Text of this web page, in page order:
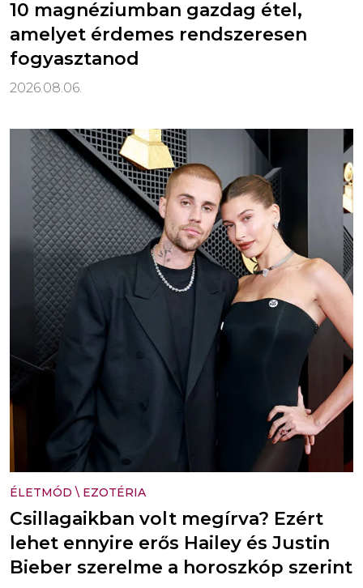
10 magnéziumban gazdag étel,
amelyet érdemes rendszeresen
fogyasztanod
2026.08.06.
ÉLETMÓD \ EZOTÉRIA
Csillagaikban volt megírva? Ezért
lehet ennyire erős Hailey és Justin
Bieber szerelme a horoszkóp szerint